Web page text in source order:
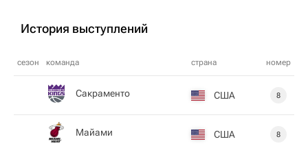
История выступлений
сезон команда страна номер
Сакраменто США 8
Майами США 8